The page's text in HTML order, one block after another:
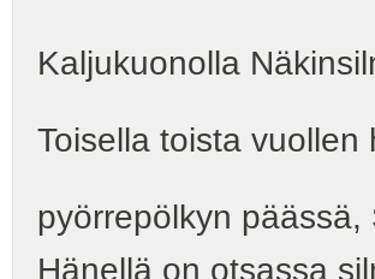
Kaljukuonolla
Toisella toista
pyörrepölkyn
Hänellä on otsassa